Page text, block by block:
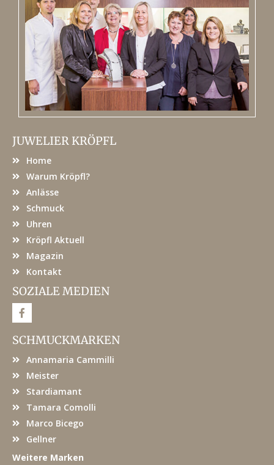
JUWELIER KRÖPFL
Home
Warum Kröpfl?
Anlässe
Schmuck
Uhren
Kröpfl Aktuell
Magazin
Kontakt
SOZIALE MEDIEN
F
a
e
b
o
SCHMUCKMARKEN
Annamaria Cammilli
Meister
Stardiamant
Tamara Comolli
Marco Bicego
Gellner
Weitere Marken